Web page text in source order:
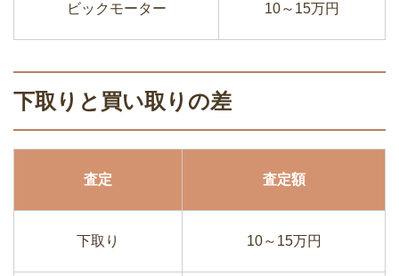
ビックモーター 10～15万円
下取りと買い取りの差
査定 査定額
下取り 10～15万円